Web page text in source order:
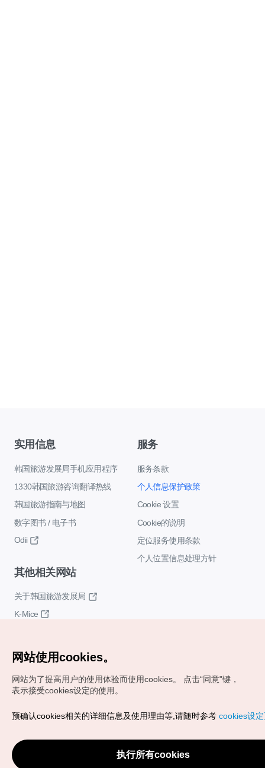
实用信息
韩国旅游发展局手机应用程序
1330韩国旅游咨询翻译热线
韩国旅游指南与地图
数字图书 / 电子书
Odii
服务
服务条款
个人信息保护政策
Cookie 设置
Cookie的说明
定位服务使用条款
个人位置信息处理方针
其他相关网站
关于韩国旅游发展局
K-Mice
Copyrights (c) 韩国旅游发展局版权所有
VISITKOREA官方邮箱
chnsim@knto.or.kr
网站使用cookies。
网站为了提高用户的使用体验而使用cookies。
点击“同意"键，
表示接受cookies设定的使用。
预确认cookies相关的详细信息及使用理由等,请随时参考 cookies设
执行所有cookies